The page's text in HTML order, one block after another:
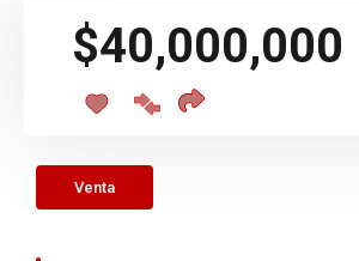
$40,000,000
Venta